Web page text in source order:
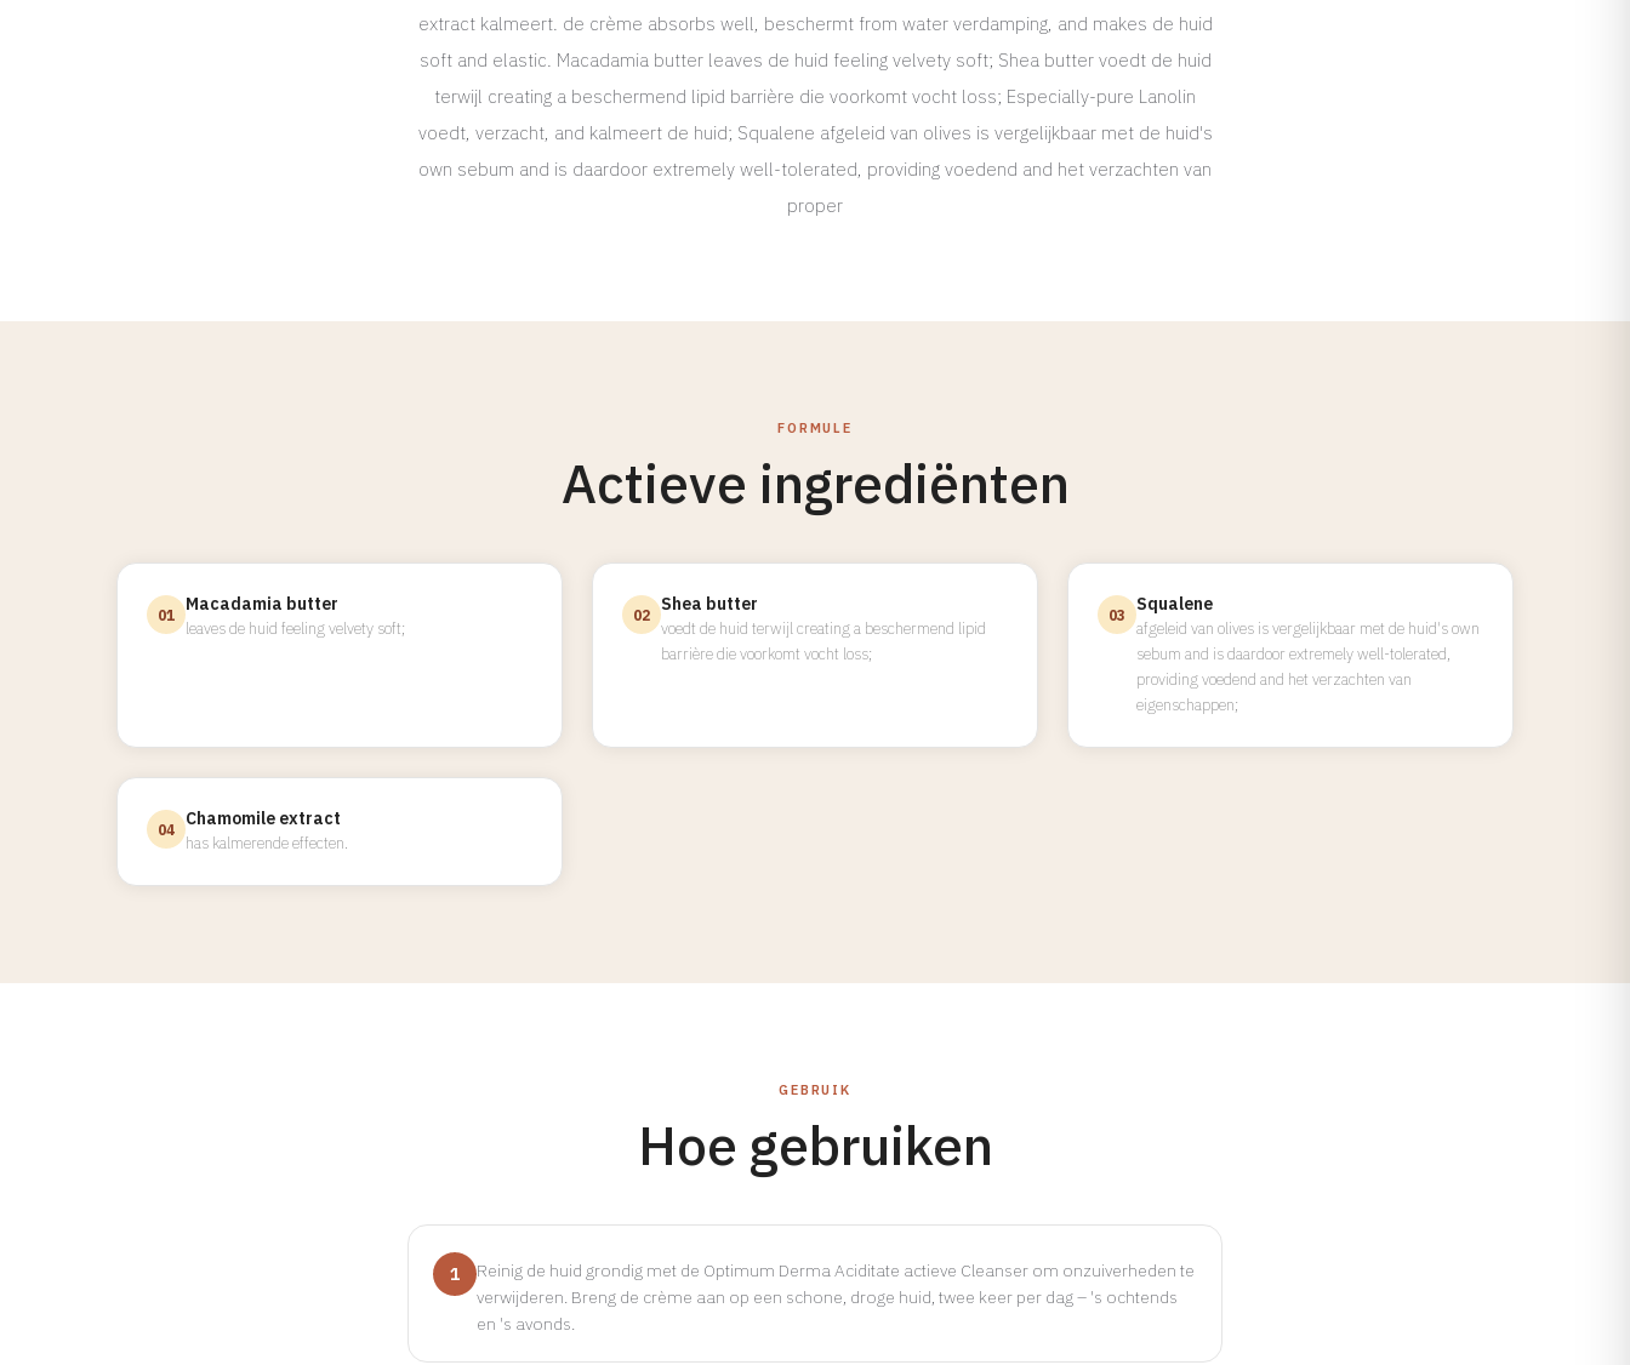
extract kalmeert. de crème absorbs well, beschermt from water verdamping, and makes de huid
soft and elastic. Macadamia butter leaves de huid feeling velvety soft; Shea butter voedt de huid
terwijl creating a beschermend lipid barrière die voorkomt vocht loss; Especially-pure Lanolin
voedt, verzacht, and kalmeert de huid; Squalene afgeleid van olives is vergelijkbaar met de huid's
own sebum and is daardoor extremely well-tolerated, providing voedend and het verzachten van
proper
FORMULE
Actieve ingrediënten
01 Macadamia butter
leaves de huid feeling velvety soft;
02 Shea butter
voedt de huid terwijl creating a beschermend lipid
barrière die voorkomt vocht loss;
03 Squalene
afgeleid van olives is vergelijkbaar met de huid's own
sebum and is daardoor extremely well-tolerated,
providing voedend and het verzachten van
eigenschappen;
04 Chamomile extract
has kalmerende effecten.
GEBRUIK
Hoe gebruiken
1
Reinig de huid grondig met de Optimum Derma Aciditate actieve Cleanser om onzuiverheden te
verwijderen. Breng de crème aan op een schone, droge huid, twee keer per dag – 's ochtends
en 's avonds.